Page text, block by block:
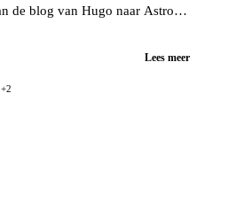
de blog van Hugo naar Astro,
Lees meer
+2